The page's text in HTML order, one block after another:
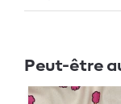
Peut-être